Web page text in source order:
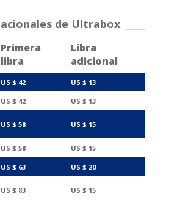
de Ultrabox
Primera
libra
Libra
adicional
US $ 42 US $ 13
US $ 42 US $ 13
US $ 58 US $ 15
US $ 58 US $ 15
US $ 63 US $ 20
US $ 83 US $ 15